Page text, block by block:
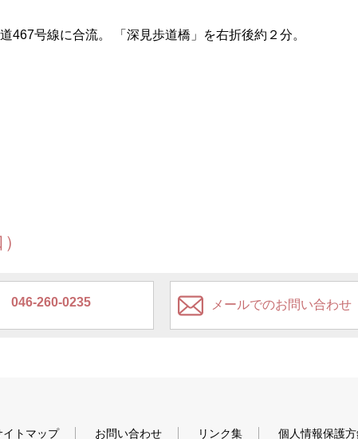
467号線に合流。 「深見歩道橋」を右折後約２分。
046-260-0235 メールでのお問い合わせ
イトマップ お問い合わせ リンク集 個人情報保護